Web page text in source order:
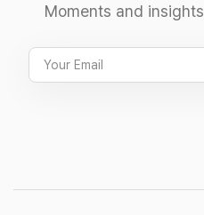
Moments and